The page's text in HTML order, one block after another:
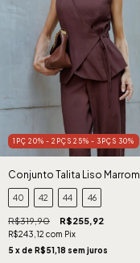
1PÇ 20% - 2PÇS 25% - 3PÇS 30%
Conjunto Talita Liso Marrom
40 42 44 46
R$319,90 R$255,92
R$243,12 com Pix
5 x de R$51,18 sem juros